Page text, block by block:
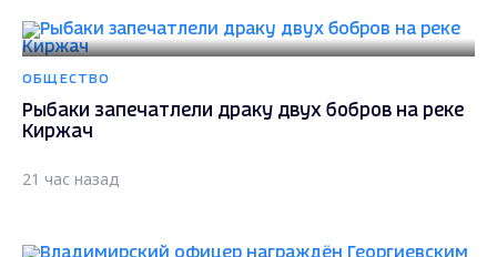
ОБЩЕСТВО
Рыбаки запечатлели драку двух бобров на реке
Киржач
21 час назад